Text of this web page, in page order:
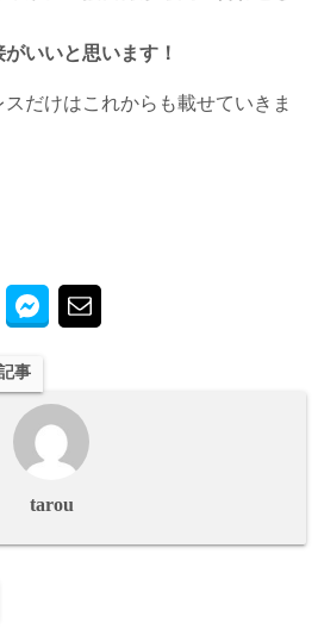
いいと思います！
だけはこれからも載せていきま
事
tarou